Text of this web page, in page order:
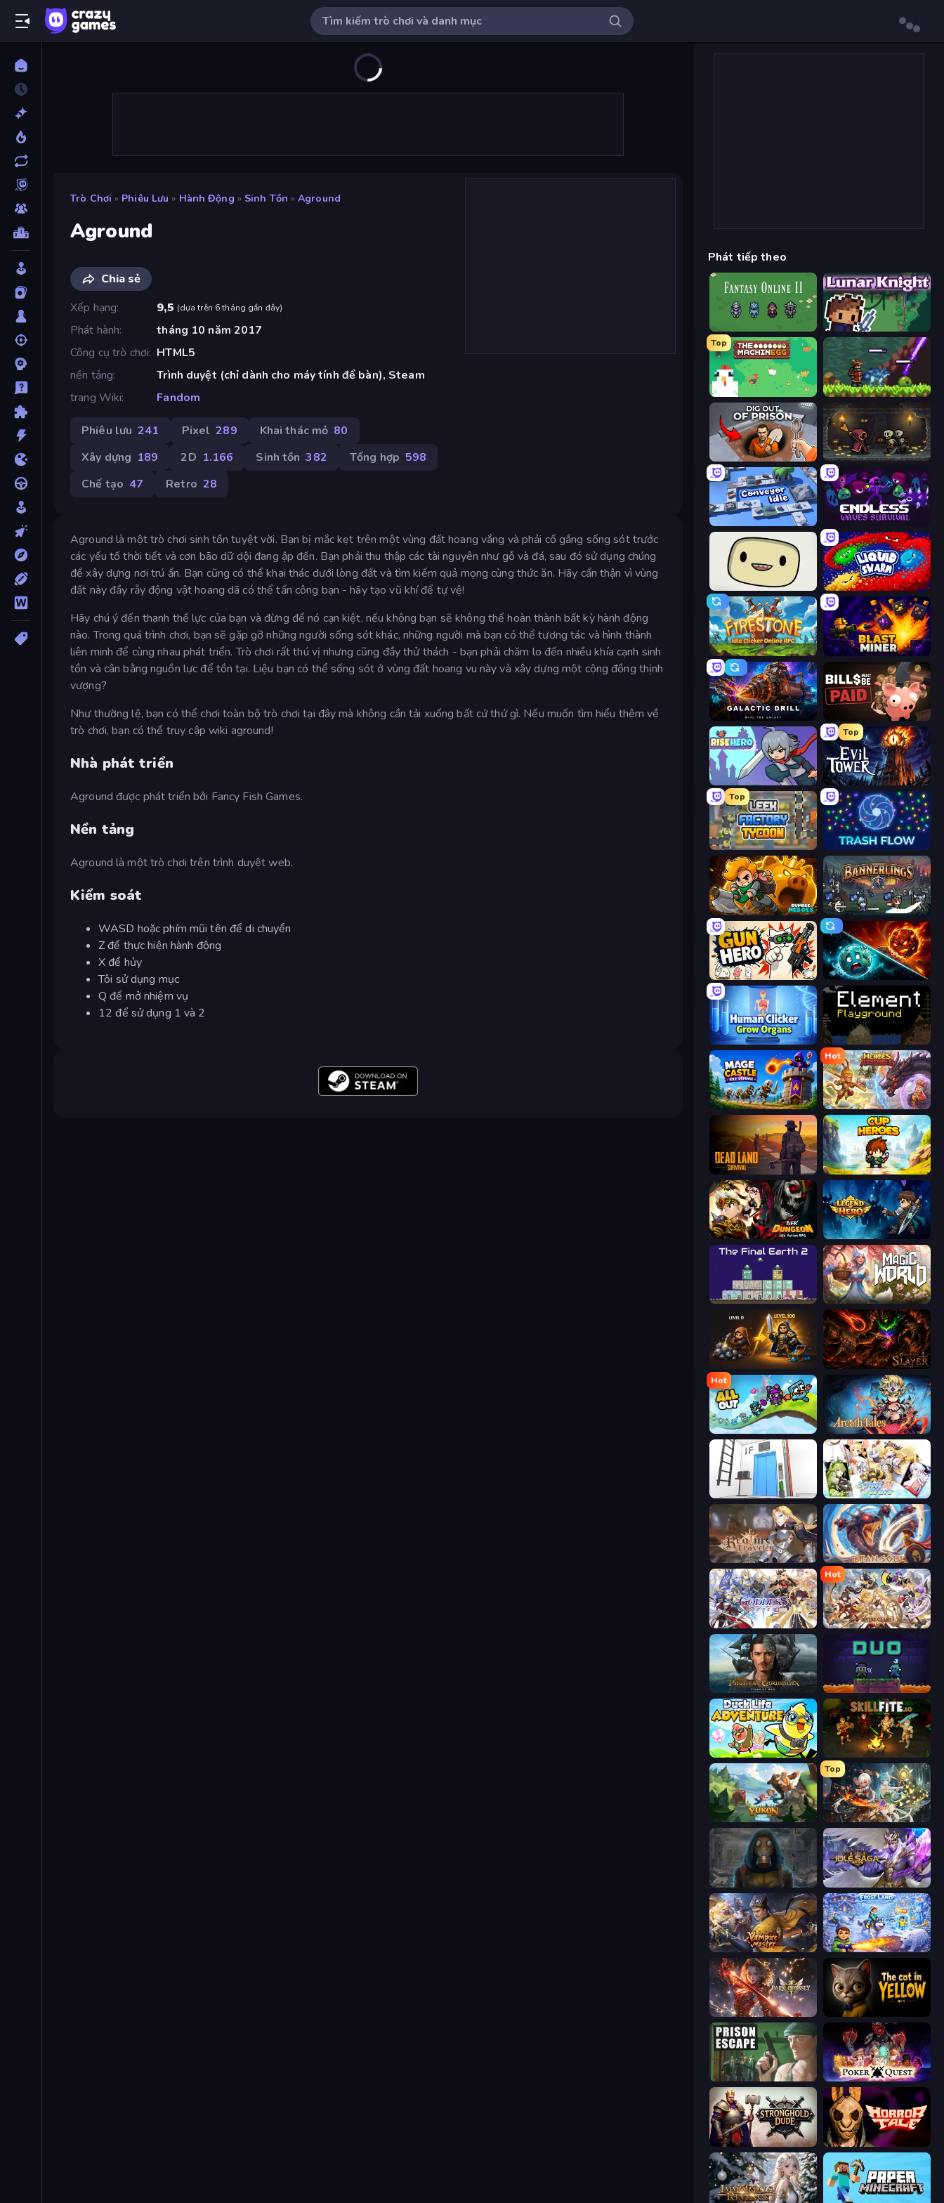
Trò Chơi » Phiêu Lưu » Hành Động » Sinh Tồn » Aground
Aground
Chia sẻ
Xếp hạng
9,5 (dựa trên 6 tháng gần đây)
Phát hành
tháng 10 năm 2017
Công cụ trò chơi HTML5
nền tảng
Trình duyệt (chỉ dành cho máy tính để bàn), Steam
trang Wiki
Fandom
Phiêu lưu 241 Pixel 289 Khai thác mỏ 80
Xây dựng 189 2D 1.166 Sinh tồn 382 Tổng hợp 598
Chế tạo 47 Retro 28
Aground là một trò chơi sinh tồn tuyệt vời. Bạn bị mắc kẹt trên một vùng đất hoang vắng và phải cố gắng sống sót trước
các yếu tố thời tiết và cơn bão dữ dội đang ập đến. Bạn phải thu thập các tài nguyên như gỗ và đá, sau đó sử dụng chúng
để xây dựng nơi trú ẩn. Bạn cũng có thể khai thác dưới lòng đất và tìm kiếm quả mọng cùng thức ăn. Hãy cẩn thận vì vùng
đất này đầy rẫy động vật hoang dã có thể tấn công bạn - hãy tạo vũ khí để tự vệ!
Hãy chú ý đến thanh thể lực của bạn và đừng để nó cạn kiệt, nếu không bạn sẽ không thể hoàn thành bất kỳ hành động
nào. Trong quá trình chơi, bạn sẽ gặp gỡ những người sống sót khác, những người mà bạn có thể tương tác và hình thành
liên minh để cùng nhau phát triển. Trò chơi rất thú vị nhưng cũng đầy thử thách - bạn phải chăm lo đến nhiều khía cạnh sinh
tồn và cân bằng nguồn lực để tồn tại. Liệu bạn có thể sống sót ở vùng đất hoang vu này và xây dựng một cộng đồng thịnh
vượng?
Như thường lệ, bạn có thể chơi toàn bộ trò chơi tại đây mà không cần tải xuống bất cứ thứ gì. Nếu muốn tìm hiểu thêm về
trò chơi, bạn có thể truy cập wiki aground!
Nhà phát triển
Aground được phát triển bởi Fancy Fish Games.
Nền tảng
Aground là một trò chơi trên trình duyệt web.
Kiểm soát
WASD hoặc phím mũi tên để di chuyển
Z để thực hiện hành động
X để hủy
Tôi sử dụng mục
Q để mở nhiệm vụ
12 để sử dụng 1 và 2
Phát tiếp theo
Lunar Knight
Top
The MachinEGG Monster Sanctuary
Dig out of Prison Lost Dungeon
Conveyor Idle Endless Waves Survival
SuperWEIRD Liquid Swarm
Firestone – Idle Clicker Online RPG Blast Miner
Galactic Drill Bills Must Be Paid
Rise Hero
Top
Evil Tower
Top
Leek Factory Tycoon Trash Flow
Rumble Heroes Bannerlings
Gun Hero: Cat Survival PlanetCrush 2
Human Clicker: Grow Organs Element Playground
Mage Castle Idle Defense
Hot
Heroes Assemble
Dead Land: Survival Cup Heroes
AFK Dungeon: Idle Action RPG Legend of Hero
The Final Earth 2 Magic World
Gothic Story RPG Chronicles of Slayer
Hot
All Out Arcath Tales
Elevator Room Escape Spirit Wars
Realm Traveler Titan Soul: Action RPG
Goddess Connect
Hot
Divine Clash
Duo
Duck Life: Adventure (Demo) Skillfite.io
Yukon: Family Adventure
Top
Crystal Saga: Nova
Heroes of the Wasteland Idle Saga
Vampire Master Frost Land - Snow Survival
Dark Odyssey The Cat in Yellow
Prison Escape Poker Quest
Stronghold Dude Horror Tale